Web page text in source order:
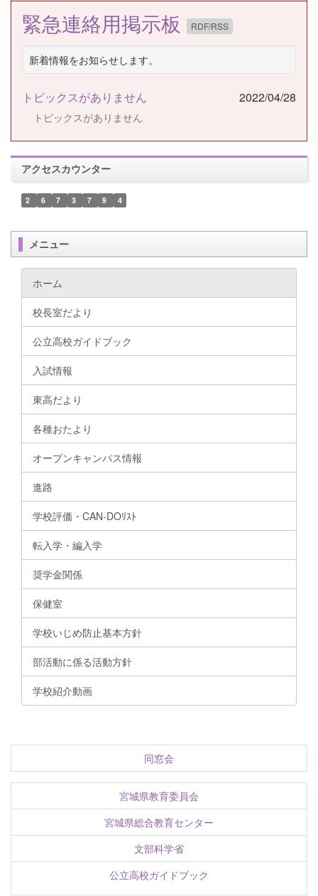
緊急連絡用掲示板 RDF/RSS
新着情報をお知らせします。
トピックスがありません 2022/04/28
トピックスがありません
アクセスカウンター
2 6 7 3 7 9 4
メニュー
ホーム
校長室だより
公立高校ガイドブック
入試情報
東高だより
各種おたより
オープンキャンパス情報
進路
学校評価・CAN-DOﾘｽﾄ
転入学・編入学
奨学金関係
保健室
学校いじめ防止基本方針
部活動に係る活動方針
学校紹介動画
同窓会
宮城県教育委員会
宮城県総合教育センター
文部科学省
公立高校ガイドブック